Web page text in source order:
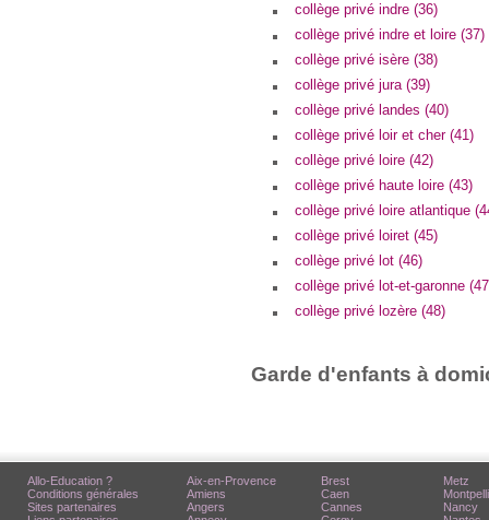
collège privé indre (36)
collège privé indre et loire (37)
collège privé isère (38)
collège privé jura (39)
collège privé landes (40)
collège privé loir et cher (41)
collège privé loire (42)
collège privé haute loire (43)
collège privé loire atlantique
collège privé loiret (45)
collège privé lot (46)
collège privé lot-et-garonne
collège privé lozère (48)
Garde d'enfants à
Allo-Education ?
Conditions générales
Sites partenaires
Aix-en-Provence
Amiens
Angers
Brest
Caen
Cannes
Metz
Nancy